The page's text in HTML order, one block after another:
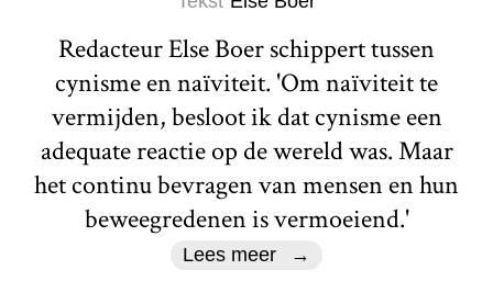
Redacteur Else Boer schippert tussen
cynisme en naïviteit. 'Om naïviteit te
vermijden, besloot ik dat cynisme een
adequate reactie op de wereld was. Maar
het continu bevragen van mensen en hun
beweegredenen is vermoeiend.'
Lees meer